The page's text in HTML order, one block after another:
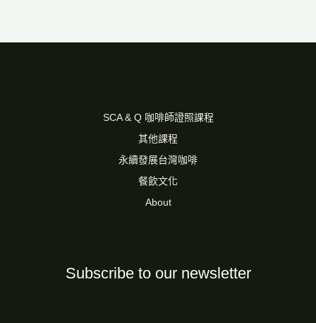
SCA & Q 咖啡師證照課程
其他課程
永續發展台灣咖啡
餐飲文化
About
Subscribe to our newsletter